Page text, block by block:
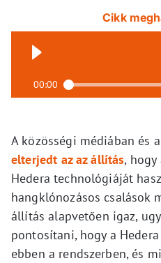
Cikk
00:00
A közösségi médiában és a
elterjedt az az állítás, hogy
Hedera technológiáját
hangklónozásos csalások
állítás alapvetően igaz,
pontosítani, hogy a
ebben a rendszerben, és